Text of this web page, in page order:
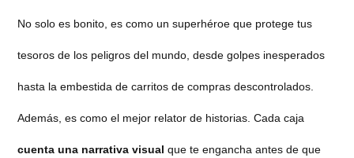
No solo es bonito, es como un superhéroe que protege tus
tesoros de los peligros del mundo, desde golpes inesperados
hasta la embestida de carritos de compras descontrolados.
Además, es como el mejor relator de historias. Cada caja
cuenta una narrativa visual que te engancha antes de que